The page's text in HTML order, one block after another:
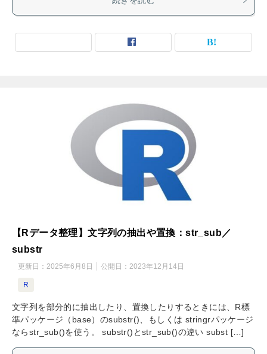
【Rデータ整理】文字列の抽出や置換：str_sub／
substr
更新日： 2025年6月8日 公開日： 2023年12月14日
R
文字列を部分的に抽出したり、置換したりするときには、R標
準パッケージ（base）のsubstr()、もしくは stringrパッケージ
ならstr_sub()を使う。 substr()とstr_sub()の違い subst […]